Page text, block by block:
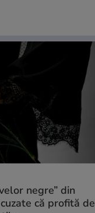
negre” din
că profită de